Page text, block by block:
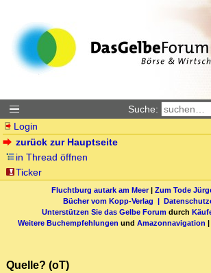
Suche:
Login
zurück zur Hauptseite
in Thread öffnen
Ticker
Fluchtburg autark am Meer| Zum Tode
Bücher vom Kopp-Verlag |
Unterstützen Sie das Gelbe Forum durch
Weitere Buchempfehlungen und Amazonnavigation |
Quelle? (oT)